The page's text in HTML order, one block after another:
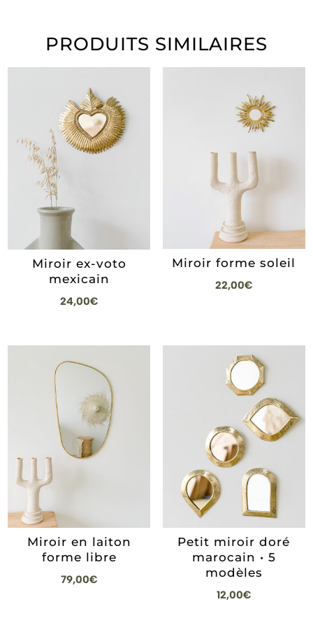
PRODUITS SIMILAIRES
Miroir ex-voto
mexicain
24,00€
Miroir forme soleil
22,00€
Miroir en laiton
forme libre
79,00€
Petit miroir doré
marocain • 5
modèles
12,00€